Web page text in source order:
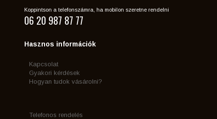
Koppintson a telefonszámra, ha mobilon szeretne rendelni
06 20 987 87 77
Hasznos információk
Kapcsolat
Gyakori kérdések
Hogyan tudok vásárolni?
Telefonos rendelés